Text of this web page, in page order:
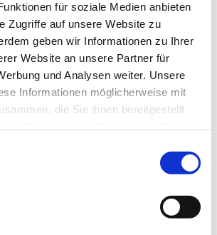
für soziale Medien anbieten
Zugriffe auf unsere Website zu
geben wir Informationen zu Ihrer
Website an unsere Partner für
und Analysen weiter. Unsere
Informationen möglicherweise mit
die Sie ihnen bereitgestellt
Regeltechnik, Physikalische
0
expertservices.tuvaustria.com/
gem. WRG 1959, Akustik,
EEffG, Emissionsmessungen von
IPPC-Anlagen,